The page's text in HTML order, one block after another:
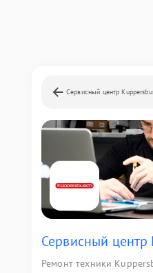
Сервисный центр
Сервисный центр
Ремонт техники